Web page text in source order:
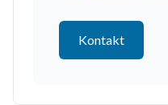
Kontakt